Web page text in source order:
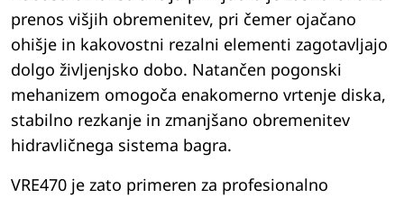
prenos višjih obremenitev, pri čemer ojačano
ohišje in kakovostni rezalni elementi zagotavljajo
dolgo življenjsko dobo. Natančen pogonski
mehanizem omogoča enakomerno vrtenje diska,
stabilno rezkanje in zmanjšano obremenitev
hidravličnega sistema bagra.
VRE470 je zato primeren za profesionalno